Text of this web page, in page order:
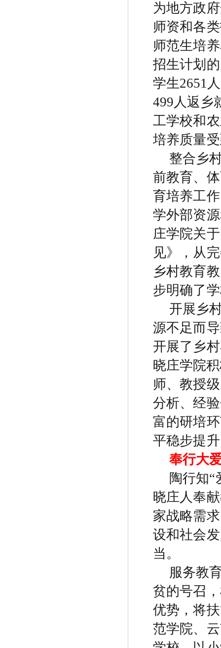
为地方政
师资和各
师范生培
招生计划
学生2651
499人返乡
工学校和
培养质量
整合乡
前教育、
育培养工
学外部资
庄学院关
见》，从
乡村教育
步明确了
开展乡
源不足而
开展了乡
晓庄学院
师、教授
分析、经
富的研培
平稳步提
奉行大
陶行知“
晓庄人奉
家战略需
设和社会
当。
服务教
贫的号召
优势，将
范学院、